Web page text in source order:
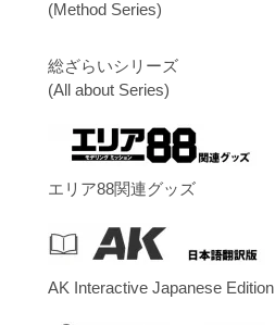
(Method Series)
総ざらいシリーズ
(All about Series)
エリア88関連グッズ
AK Interactive Japanese Edition